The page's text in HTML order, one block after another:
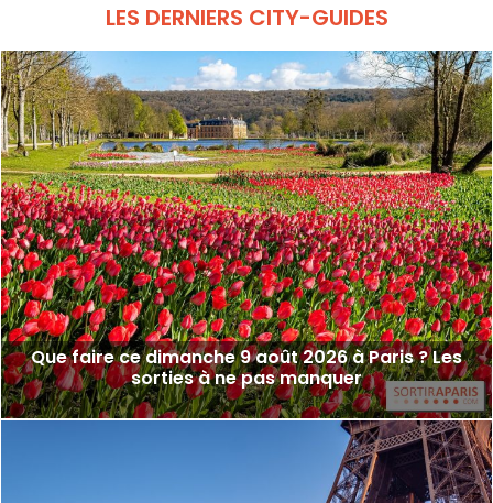
LES DERNIERS CITY-GUIDES
Que faire ce dimanche 9 août 2026 à Paris ? Les
sorties à ne pas manquer